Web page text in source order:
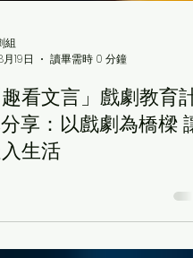
組
19日
讀畢需時 0 分鐘
看文言」戲劇教育計
生活